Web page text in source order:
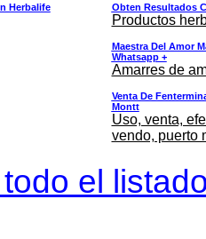
Herbalife Obten Resultados
Productos
Maestra Del Amor
Whatsapp +
Amarres de
Venta De
Montt
Uso, venta,
vendo, puerto
el